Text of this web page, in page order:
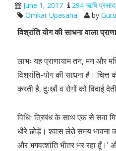
June 1, 2017
294 ऋषि
Omkar Upasana
by
विश्रांति योग की साधना वाला
लाभः यह प्राणायाम तन, मन और
विश्रांति-योग की साधना है। चित्त
करती है, दुःखों व रोगों को विदाई
विधिः त्रिबंध के साथ एक से सवा
धीरे छोड़ें। श्वास लेते समय भावना
और भगवत्शांति भीतर भर रहा